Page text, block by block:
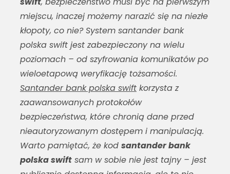
miejscu, inaczej możemy narazić się na niezłe
kłopoty, co nie? System santander bank
polska swiftjest zabezpieczony na wielu
poziomach – od szyfrowania komunikatów po
wieloetapową weryfikację tożsamości.
Santander bank polska swiftkorzysta z
zaawansowanych protokołów
bezpieczeństwa, które chronią dane przed
nieautoryzowanym dostępem i manipulacją.
Warto pamiętać, że kod santander bank
polska swiftsam w sobie nie jest tajny – jest